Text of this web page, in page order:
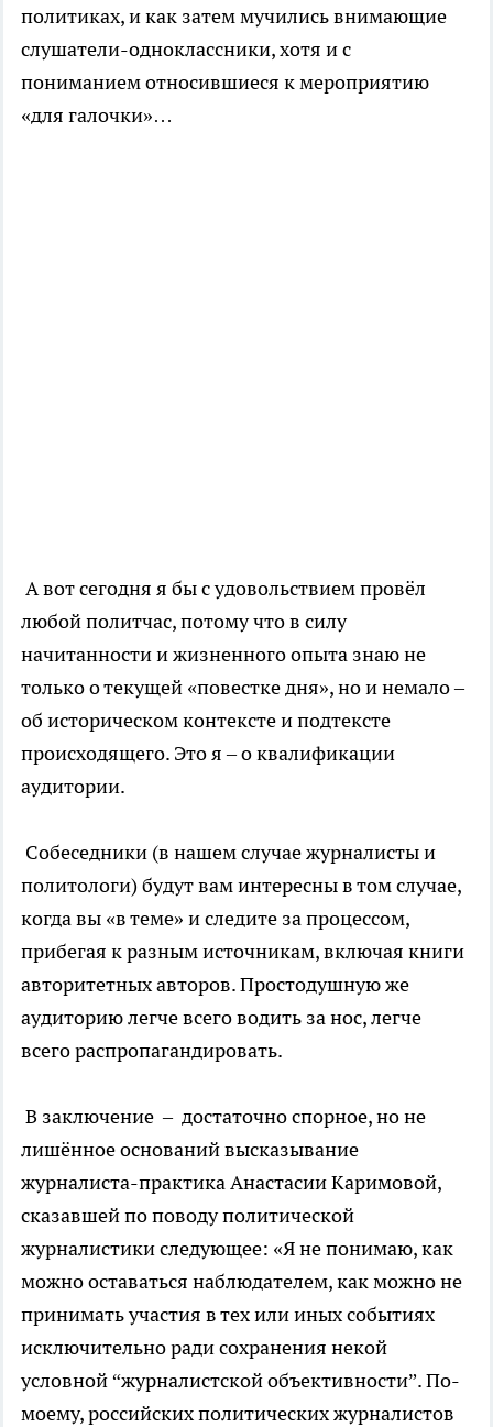
политиках, и как затем мучились внимающие
слушатели-одноклассники, хотя и с
пониманием относившиеся к мероприятию
«для галочки»…
А вот сегодня я бы с удовольствием провёл
любой политчас, потому что в силу
начитанности и жизненного опыта знаю не
только о текущей «повестке дня», но и немало –
об историческом контексте и подтексте
происходящего. Это я – о квалификации
аудитории.
Собеседники (в нашем случае журналисты и
политологи) будут вам интересны в том случае,
когда вы «в теме» и следите за процессом,
прибегая к разным источникам, включая книги
авторитетных авторов. Простодушную же
аудиторию легче всего водить за нос, легче
всего распропагандировать.
В заключение – достаточно спорное, но не
лишённое оснований высказывание
журналиста-практика Анастасии Каримовой,
сказавшей по поводу политической
журналистики следующее: «Я не понимаю, как
можно оставаться наблюдателем, как можно не
принимать участия в тех или иных событиях
исключительно ради сохранения некой
условной “журналистской объективности”. По-
моему, российских политических журналистов